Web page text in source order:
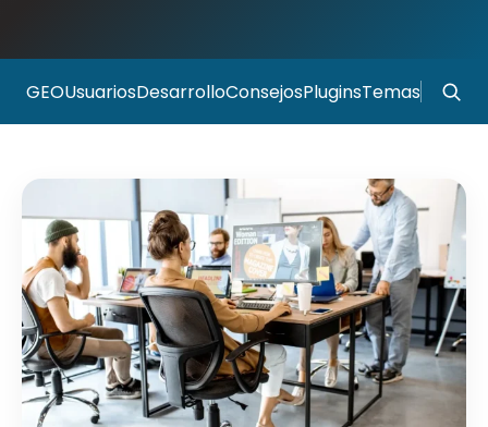
GEOUsuariosDesarrolloConsejosPluginsTemas